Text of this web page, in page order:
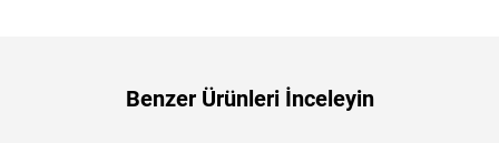
Benzer Ürünleri İnceleyin